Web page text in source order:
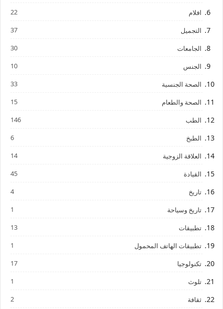
افلام 22
التجميل 37
الجامعات 30
الجنس 10
الصحة الجنسية 33
الصحة والطعام 15
الطب 146
الطبخ 6
العلاقة الزوجية 14
القيادة 45
تاريخ 4
تاريخ وسياحة 1
تطبيقات 13
تطبيقات الهاتف المحمول 1
تكنولوجيا 17
تلوث 1
ثقافة 2